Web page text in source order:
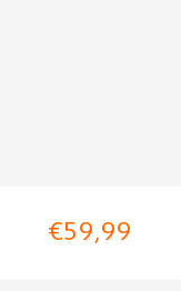
€59,99